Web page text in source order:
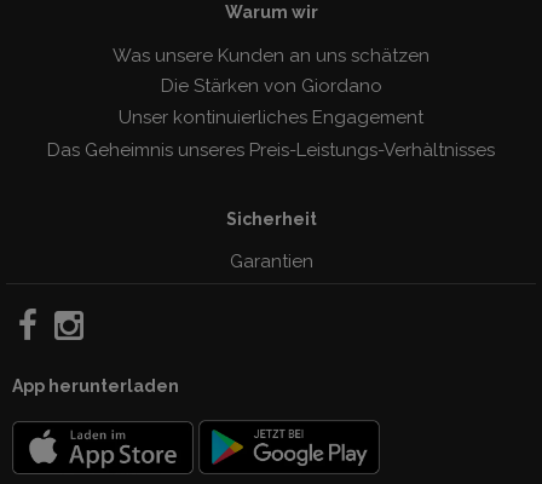
Warum wir
Was unsere Kunden an uns schätzen
Die Stärken von Giordano
Unser kontinuierliches Engagement
Das Geheimnis unseres Preis-Leistungs-Verhàltnisses
Sicherheit
Garantien
App herunterladen